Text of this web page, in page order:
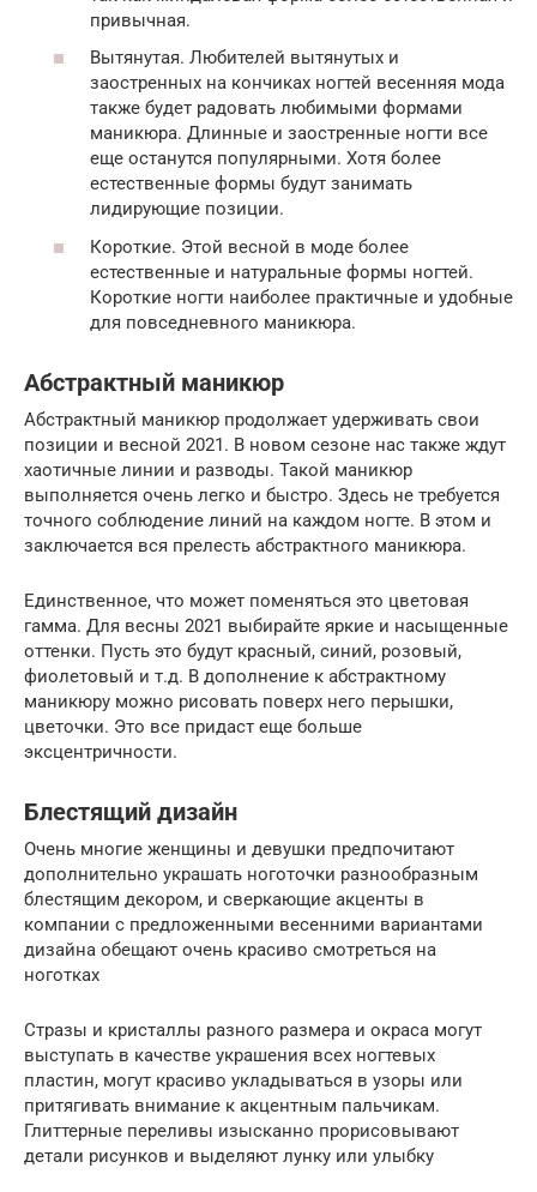
привычная.
Вытянутая. Любителей вытянутых и
заостренных на кончиках ногтей весенняя мода
также будет радовать любимыми формами
маникюра. Длинные и заостренные ногти все
еще останутся популярными. Хотя более
естественные формы будут занимать
лидирующие позиции.
Короткие. Этой весной в моде более
естественные и натуральные формы ногтей.
Короткие ногти наиболее практичные и удобные
для повседневного маникюра.
Абстрактный маникюр
Абстрактный маникюр продолжает удерживать свои
позиции и весной 2021. В новом сезоне нас также ждут
хаотичные линии и разводы. Такой маникюр
выполняется очень легко и быстро. Здесь не требуется
точного соблюдение линий на каждом ногте. В этом и
заключается вся прелесть абстрактного маникюра.
Единственное, что может поменяться это цветовая
гамма. Для весны 2021 выбирайте яркие и насыщенные
оттенки. Пусть это будут красный, синий, розовый,
фиолетовый и т.д. В дополнение к абстрактному
маникюру можно рисовать поверх него перышки,
цветочки. Это все придаст еще больше
эксцентричности.
Блестящий дизайн
Очень многие женщины и девушки предпочитают
дополнительно украшать ноготочки разнообразным
блестящим декором, и сверкающие акценты в
компании с предложенными весенними вариантами
дизайна обещают очень красиво смотреться на
ноготках
Стразы и кристаллы разного размера и окраса могут
выступать в качестве украшения всех ногтевых
пластин, могут красиво укладываться в узоры или
притягивать внимание к акцентным пальчикам.
Глиттерные переливы изысканно прорисовывают
детали рисунков и выделяют лунку или улыбку